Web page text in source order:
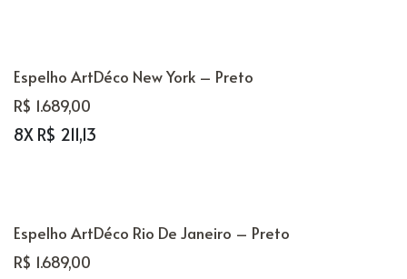
XGG
COR
Espelho ArtDéco New York – Preto
R$ 1.689,00
8X R$ 211,13
Espelho ArtDéco Rio De Janeiro – Preto
R$ 1.689,00